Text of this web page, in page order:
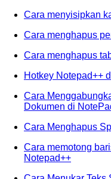
Cara menyisipkan
Cara menghapus
Cara menghapus
Hotkey Notepad++
Cara
Dokumen di
Cara Menghapus
Cara memotong
Notepad++